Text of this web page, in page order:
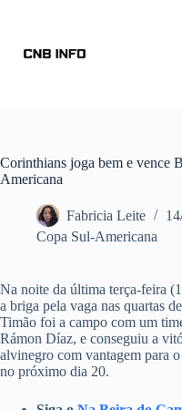
Corinthians joga bem e vence
Americana
Fabricia Leite
Copa Sul-Americana
Na noite da última terça-feira
a briga pela vaga nas quartas
Timão foi a campo com um
Rámon Díaz, e conseguiu a
alvinegro com vantagem para
no próximo dia 20.